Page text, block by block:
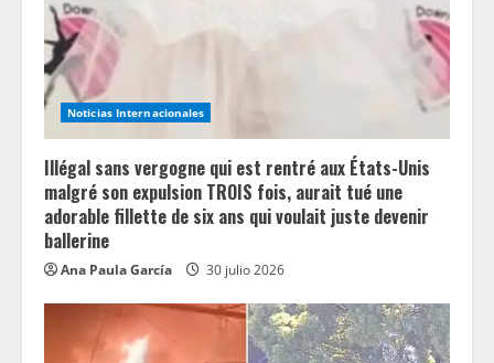
d
i
n
g
Noticias Internacionales
Illégal sans vergogne qui est rentré aux États-Unis
malgré son expulsion TROIS fois, aurait tué une
adorable fillette de six ans qui voulait juste devenir
ballerine
Ana Paula García 30 julio 2026